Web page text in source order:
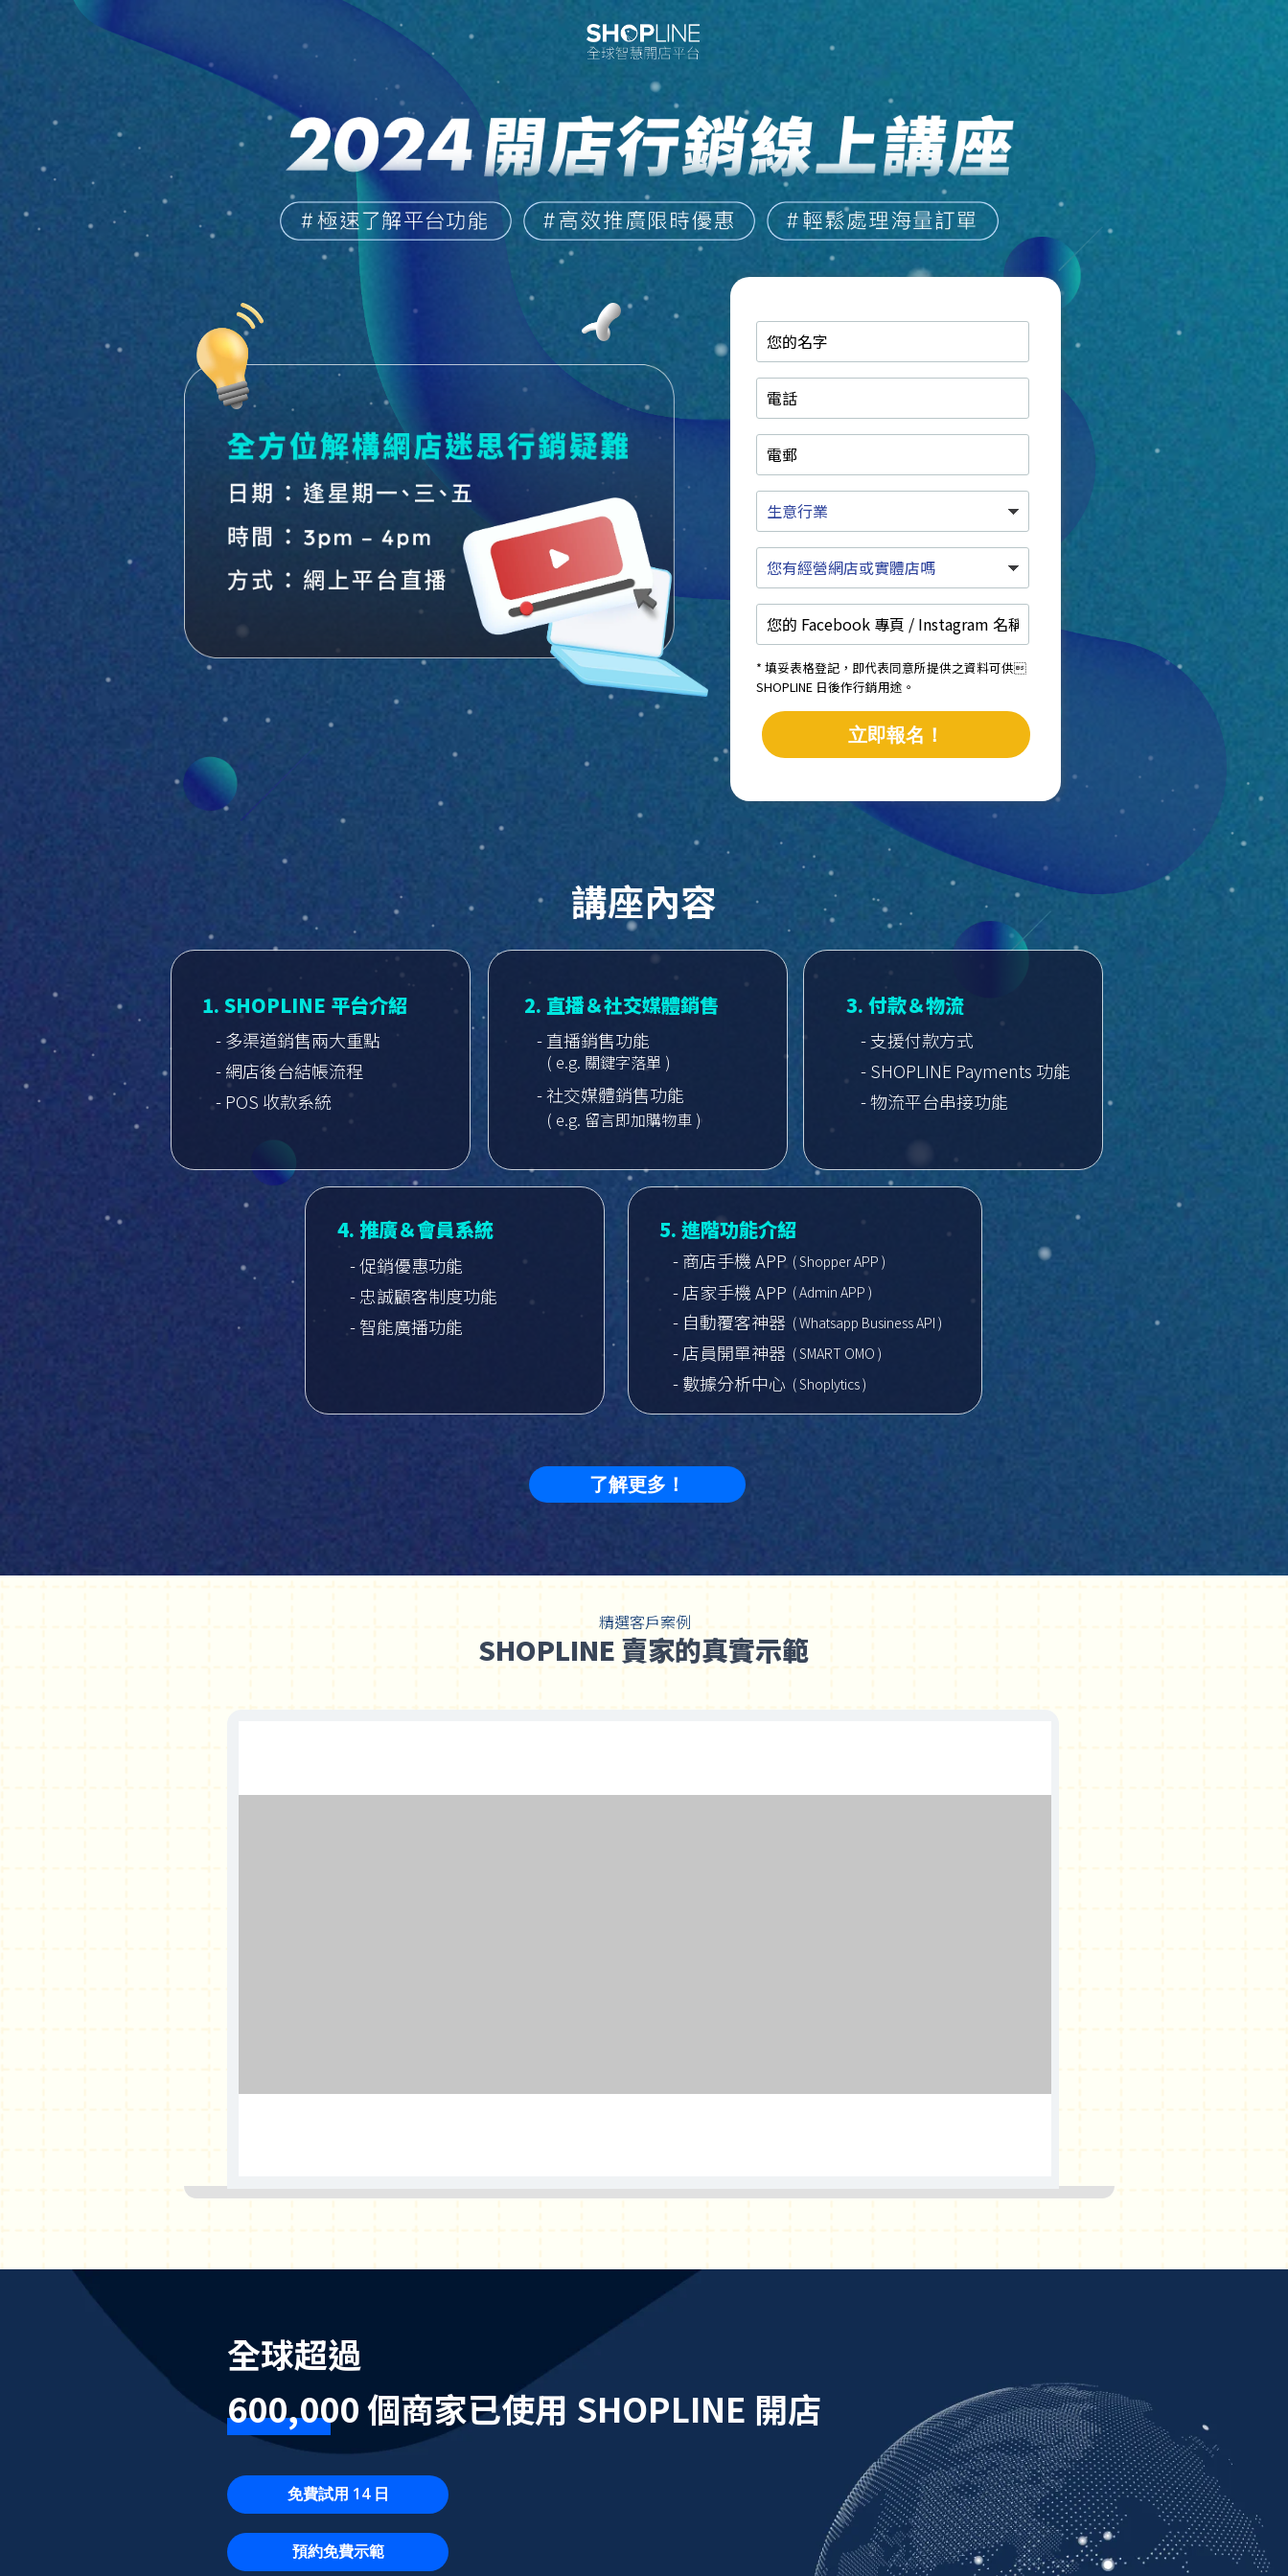
您
的
名
字
電
話
電
郵
生
意
行
業
您
有
經
營
網
店
或
實
店
嗎
您
的
Facebook
專
頁
Instagram
名
稱
立即報名！
* 填妥表格登記，即代表同意所提供之資料可供
SHOPLINE 日後作行銷用途。
講座內容
1. SHOPLINE 平台介紹 2. 直播＆社交媒體銷售 3. 付款＆物流
- 多渠道銷售兩大重點
- 網店後台結帳流程
- POS 收款系統
- 直播銷售功能
- 支援付款方式
- SHOPLINE Payments 功能
- 物流平台串接功能
( e.g. 關鍵字落單 )
- 社交媒體銷售功能
( e.g. 留言即加購物車 )
4. 推廣＆會員系統 5. 進階功能介紹
- 商店手機 APP ( Shopper APP )
- 促銷優惠功能
- 忠誠顧客制度功能
- 智能廣播功能
- 店家手機 APP ( Admin APP )
- 自動覆客神器 ( Whatsapp Business API )
- 店員開單神器 ( SMART OMO )
- 數據分析中心 ( Shoplytics )
了解更多！
精選客戶案例
SHOPLINE 賣家的真實示範
全球超過
600,000 個商家已使用 SHOPLINE 開店
免費試用 14 日
預約免費示範